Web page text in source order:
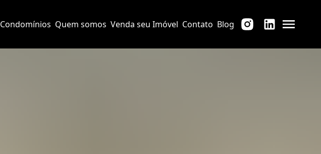
Condomínios Quem somos Venda seu Imóvel Contato Blog